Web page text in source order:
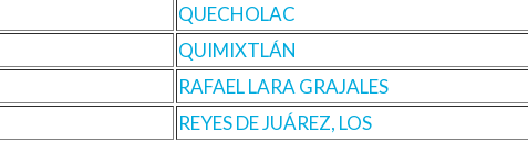
QUECHOLAC
QUIMIXTLÁN
RAFAEL LARA GRAJALES
REYES DE JUÁREZ, LOS